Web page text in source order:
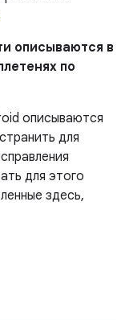
описываются в
по
описываются
для
для этого
здесь,